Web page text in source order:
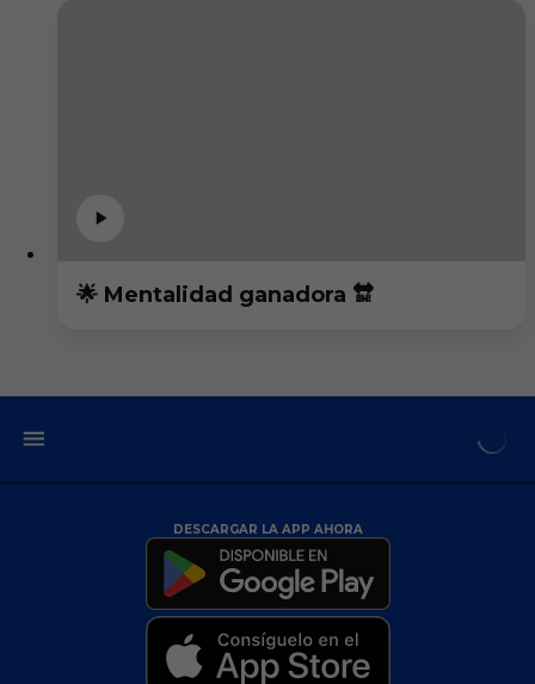
🌟 Mentalidad ganadora 🔛
DESCARGAR LA APP AHORA